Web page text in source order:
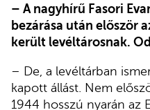
– A nagyhírű Fasori
bezárása után először
került levéltárosnak.
– De, a levéltárban
kapott állást. Nem
1944 hosszú nyarán az